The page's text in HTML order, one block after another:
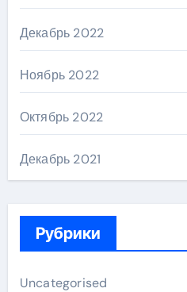
Декабрь 2022
Ноябрь 2022
Октябрь 2022
Декабрь 2021
Рубрики
Uncategorised